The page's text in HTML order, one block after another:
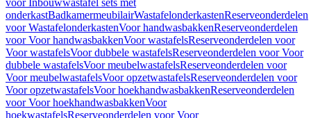
voor Inbouwwastafel sets met
onderkastBadkamermeubilairWastafelonderkastenReserveonderdelen
voor WastafelonderkastenVoor handwasbakkenReserveonderdelen
voor Voor handwasbakkenVoor wastafelsReserveonderdelen voor
Voor wastafelsVoor dubbele wastafelsReserveonderdelen voor Voor
dubbele wastafelsVoor meubelwastafelsReserveonderdelen voor
Voor meubelwastafelsVoor opzetwastafelsReserveonderdelen voor
Voor opzetwastafelsVoor hoekhandwasbakkenReserveonderdelen
voor Voor hoekhandwasbakkenVoor
hoekwastafelsReserveonderdelen voor Voor